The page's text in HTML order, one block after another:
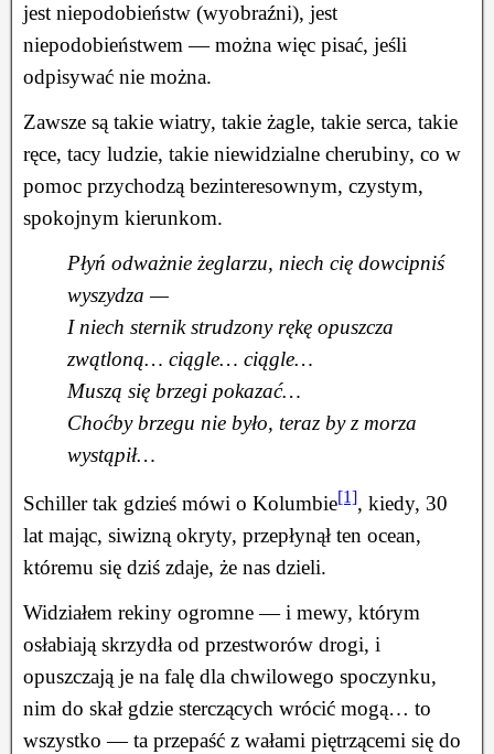
jest niepodobieństw (wyobraźni), jest
niepodobieństwem — można więc pisać, jeśli
odpisywać nie można.
Zawsze są takie wiatry, takie żagle, takie serca, takie
ręce, tacy ludzie, takie niewidzialne cherubiny, co w
pomoc przychodzą bezinteresownym, czystym,
spokojnym kierunkom.
Płyń odważnie żeglarzu, niech cię dowcipniś
wyszydza —
I niech sternik strudzony rękę opuszcza
zwątloną… ciągle… ciągle…
Muszą się brzegi pokazać…
Choćby brzegu nie było, teraz by z morza
wystąpił…
Schiller tak gdzieś mówi o Kolumbie[1], kiedy, 30
lat mając, siwizną okryty, przepłynął ten ocean,
któremu się dziś zdaje, że nas dzieli.
Widziałem rekiny ogromne — i mewy, którym
osłabiają skrzydła od przestworów drogi, i
opuszczają je na falę dla chwilowego spoczynku,
nim do skał gdzie sterczących wrócić mogą… to
wszystko — ta przepaść z wałami piętrzącemi się do